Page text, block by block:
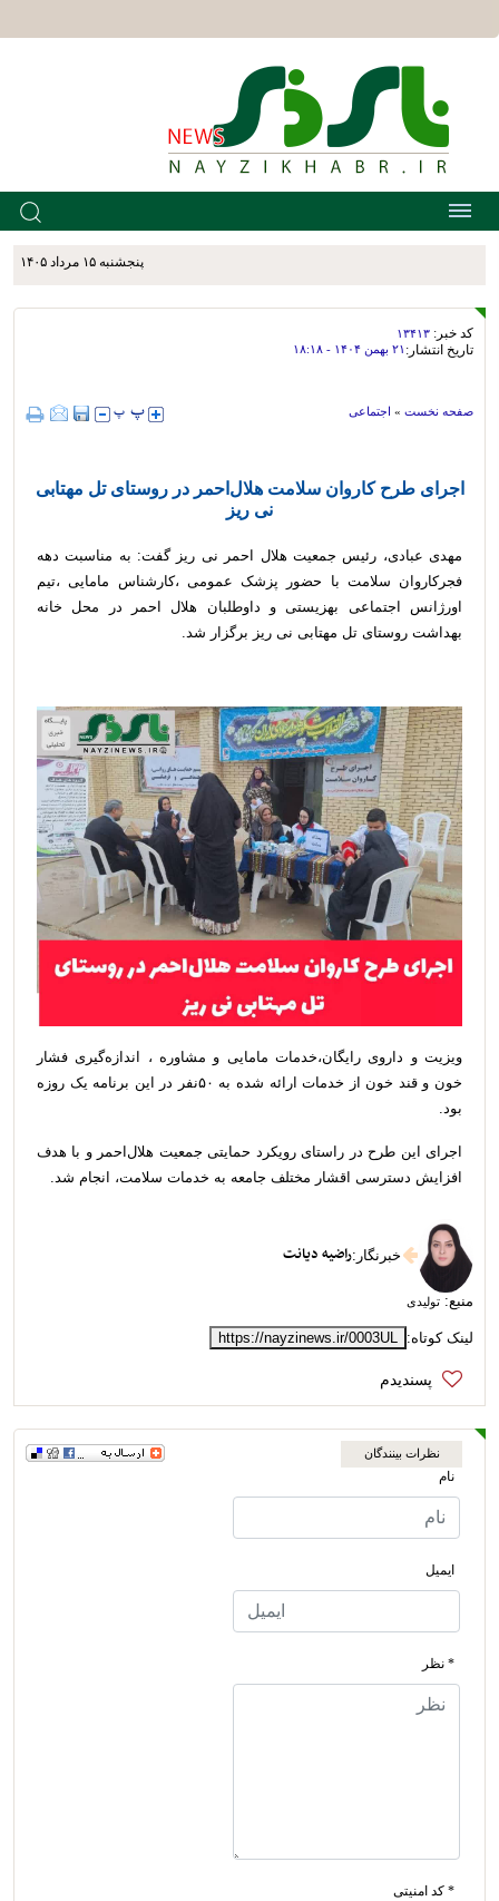
پنجشنبه ۱۵ مرداد ۱۴۰۵
کد خبر: ۱۳۴۱۳
تاریخ انتشار: ۲۱ بهمن ۱۴۰۴ - ۱۸:۱۸
صفحه نخست » اجتماعی
اجرای طرح کاروان سلامت هلال‌احمر در روستای تل مهتابی
نی ریز
مهدی عبادی، رئیس جمعیت هلال احمر نی ریز گفت: به مناسبت دهه
فجرکاروان سلامت با حضور پزشک عمومی ،کارشناس مامایی ،تیم
اورژانس اجتماعی بهزیستی و داوطلبان هلال احمر در محل خانه
بهداشت روستای تل مهتابی نی ریز برگزار شد.
ویزیت و داروی رایگان،خدمات مامایی و مشاوره ، اندازه‌گیری فشار
خون و قند خون از خدمات ارائه شده به ۵۰نفر در این برنامه یک روزه
بود.
اجرای این طرح در راستای رویکرد حمایتی جمعیت هلال‌احمر و با هدف
افزایش دسترسی اقشار مختلف جامعه به خدمات سلامت، انجام شد.
خبرنگار :راضیه دیانت
منبع: تولیدی
لینک کوتاه: https://nayzinews.ir/0003UL
نظرات بینندگان
نام
ایمیل
* نظر
* کد امنیتی